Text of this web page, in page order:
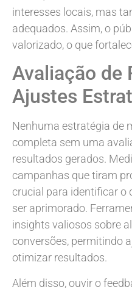
interesses locais, mas
adequados. Assim, o
valorizado, o que
Avaliação de
Ajustes
Nenhuma estratégia de
completa sem uma
resultados gerados.
campanhas que tiram
crucial para identificar o
ser aprimorado.
insights valiosos sobre
conversões, permitindo
otimizar resultados.
Além disso, ouvir o